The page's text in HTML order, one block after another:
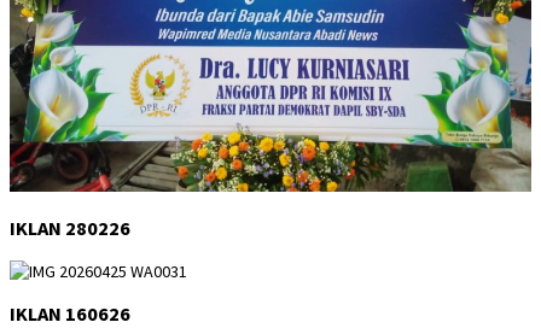
IKLAN 280226
IKLAN 160626